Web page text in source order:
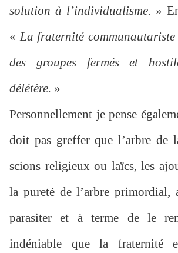
solution à l’individualisme. »
« La fraternité
des groupes fermés et
délétère. »
Personnellement je pense
doit pas greffer que l’arbre de
scions religieux ou laïcs, les
la pureté de l’arbre primordial,
parasiter et à terme de le
indéniable que la fraternité